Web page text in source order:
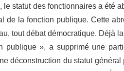
statut des fonctionnaires a été
de la fonction publique. Cette
tout débat démocratique. Déjà
publique », a supprimé une
déconstruction du statut général